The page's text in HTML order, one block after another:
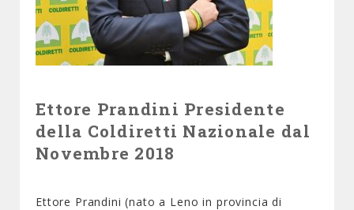
Ettore Prandini Presidente
della Coldiretti Nazionale dal
Novembre 2018
Ettore Prandini (nato a Leno in provincia di